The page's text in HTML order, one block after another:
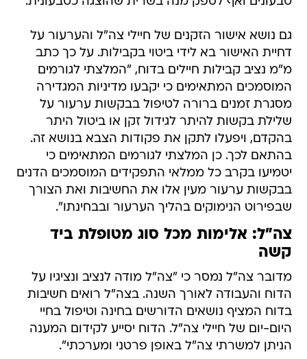
גם נושא אישור הזקנים של חיילי צה"ל והערעור על
דחיית האישור בא לידי ביטוי בקבילות. על כך כתב
מ"מ נציב קבילות חיילים בדוח, "המלצתי לגורמים
המוסמכים המתאימים כי יקבעו מדיניות המגדירה
מסגרת זמנים ברורה לטיפול בבקשות ערעור על
שלילת בקשות להיתר לגידול זקן או ביטול היתר
בהקדם, ויפעלו לתקן את פקודות הצבא בנושא זה.
בהתאם לכך. כן המלצתי לגורמים המתאימים כי
יטמיעו בקרב כל ממלאי התפקידים המוסמכים הדנים
בבקשות ערעור מעין אלו את החשיבות ואת הצורך
שבפירוט הנימוקים בהליך הערעור ובבחינתו".
צה"ל: אלימות מכל סוג מטופלת ביד
קשה
מדובר צה"ל נמסר כי "צה"ל מודה לנציב ונציגיו על
הדוח והעבודה לאורך השנה. בצה"ל רואים חשיבות
בדוח המציף נושאים הדורשים בחינה וטיפול בחיי
היום-יום של חיילי צה"ל. הדוח יסייע לקידום המענה
הניתן למשרתי צה"ל באופן פרטני ומערכתי".